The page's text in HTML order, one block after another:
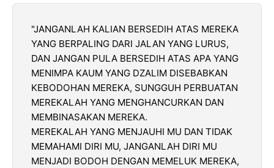
"JANGANLAH KALIAN BERSEDIH ATAS MEREKA
YANG BERPALING DARI JALAN YANG LURUS,
DAN JANGAN PULA BERSEDIH ATAS APA YANG
MENIMPA KAUM YANG DZALIM DISEBABKAN
KEBODOHAN MEREKA, SUNGGUH PERBUATAN
MEREKALAH YANG MENGHANCURKAN DAN
MEMBINASAKAN MEREKA.
MEREKALAH YANG MENJAUHI MU DAN TIDAK
MEMAHAMI DIRI MU, JANGANLAH DIRI MU
MENJADI BODOH DENGAN MEMELUK MEREKA,